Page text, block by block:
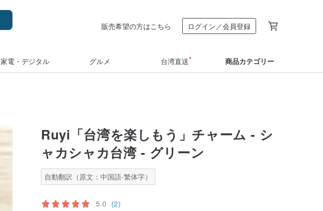
販売希望の方はこちら ログイン／会員登録
家電・デジタル グルメ 台湾直送 商品カテゴリー
Ruyi「台湾を楽しもう」チャーム - シ
ャカシャカ台湾 - グリーン
自動翻訳（原文：中国語-繁体字）
5.0 (2)